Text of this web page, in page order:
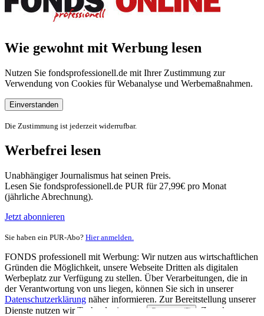
Wie gewohnt mit Werbung lesen
Nutzen Sie fondsprofessionell.de mit Ihrer Zustimmung zur
Verwendung von Cookies für Webanalyse und Werbemaßnahmen.
Einverstanden
Die Zustimmung ist jederzeit widerrufbar.
Werbefrei lesen
Unabhängiger Journalismus hat seinen Preis.
Lesen Sie fondsprofessionell.de PUR für 27,99€ pro Monat
(jährliche Abrechnung).
Jetzt abonnieren
Sie haben ein PUR-Abo? Hier anmelden.
FONDS professionell mit Werbung: Wir nutzen aus wirtschaftlichen
Gründen die Möglichkeit, unsere Webseite Dritten als digitalen
Werbeplatz zur Verfügung zu stellen. Über Verarbeitungen, die in
der Verantwortung von uns liegen, können Sie sich in unserer
Datenschutzerklärung näher informieren. Zur Bereitstellung unserer
Dienste nutzen wir Technologien von
Partnern (5)
. Zwecke: